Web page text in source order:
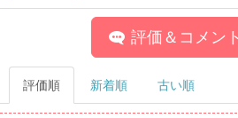
評価＆コメン
評価順 新着順 古い順